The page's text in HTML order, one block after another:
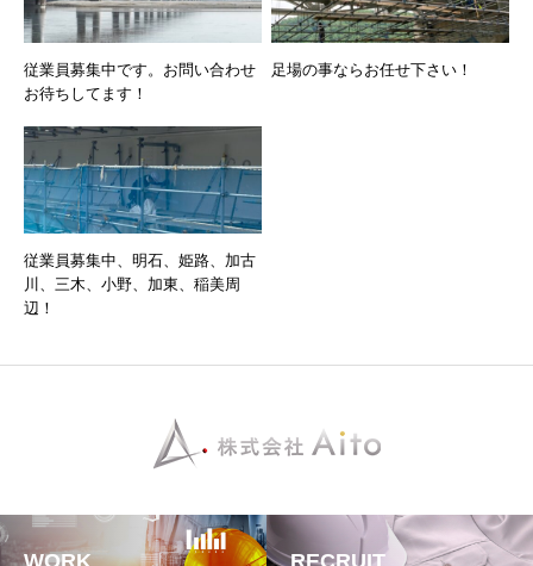
従業員募集中です。お問い合わせ
お待ちしてます！
足場の事ならお任せ下さい！
従業員募集中、明石、姫路、加古
川、三木、小野、加東、稲美周
辺！